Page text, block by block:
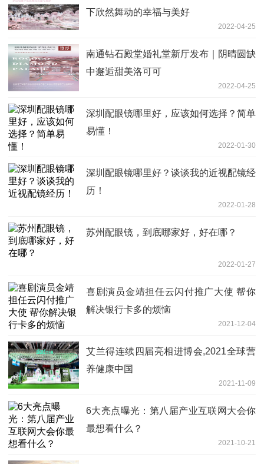
下欣然舞动的幸福与美好
2022-04-25
南通钻石殿堂婚礼堂新厅发布｜阴晴圆缺
中邂逅甜美洛可可
2022-04-25
深圳配眼镜哪里好，应该如何选择？简单
易懂！
2022-01-30
深圳配眼镜哪里好？谈谈我的近视配镜经
历！
2022-01-28
苏州配眼镜，到底哪家好，好在哪？
2022-01-27
喜剧演员金靖担任云闪付推广大使 帮你
解决银行卡多的烦恼
2021-12-04
艾兰得连续四届亮相进博会,2021全球营
养健康中国
2021-11-09
6大亮点曝光：第八届产业互联网大会你
最想看什么？
2021-10-21